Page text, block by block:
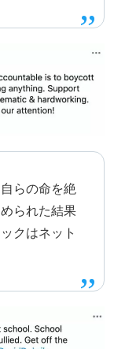
らの命を絶
られた結果
クはネット